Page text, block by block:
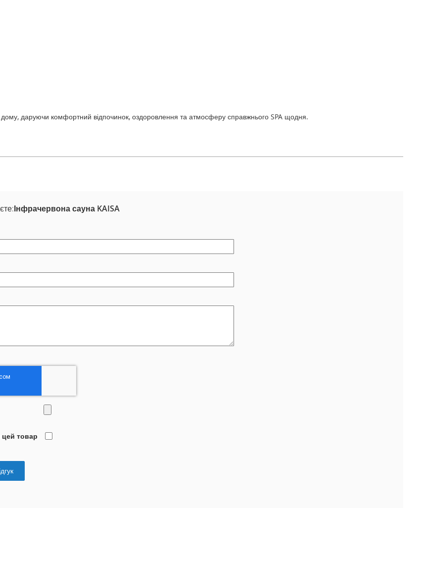
даруючи комфортний відпочинок, оздоровлення та атмосферу справжнього SPA щодня.
Інфрачервона сауна KAISA
товар